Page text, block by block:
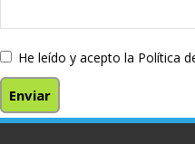
He leído y acepto la Política